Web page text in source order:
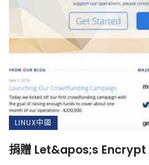
LINUX中國
捐贈 Let&apos;s Encrypt